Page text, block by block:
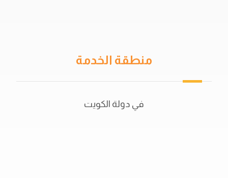
منطقة الخدمة
في دولة الكويت